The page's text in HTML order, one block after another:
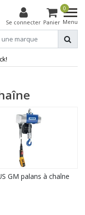
Se connecter
0
Panier Menu
GM palans à chaîne